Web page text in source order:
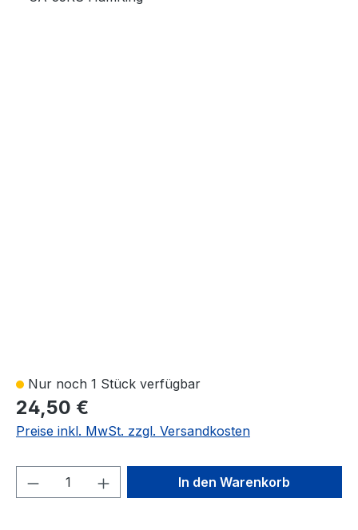
Nur noch 1 Stück verfügbar
24,50 €
Preise inkl. MwSt. zzgl. Versandkosten
Produkt Anzahl: Gib denIn den Warenkorb